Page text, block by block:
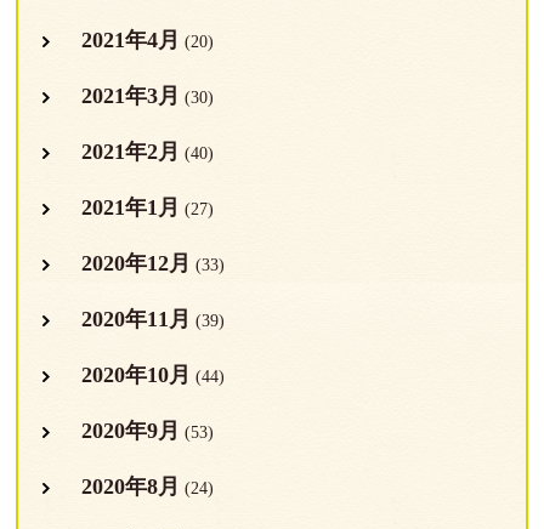
2021年4月 (20)
2021年3月 (30)
2021年2月 (40)
2021年1月 (27)
2020年12月 (33)
2020年11月 (39)
2020年10月 (44)
2020年9月 (53)
2020年8月 (24)